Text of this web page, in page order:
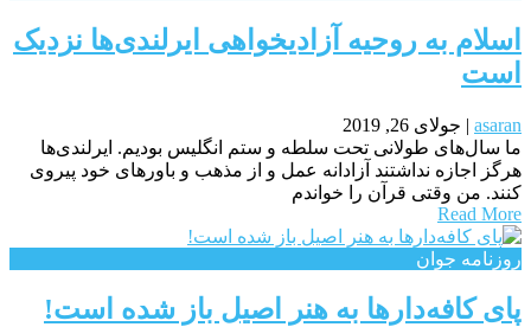
اسلام به روحیه آزادیخواهی ایرلندی‌ها نزدیک
است
asaran
| جولای 26, 2019
ما سال‌های طولانی تحت سلطه و ستم انگلیس بودیم. ایرلندی‌ها
هرگز اجازه نداشتند آزادانه عمل و از مذهب و باور‌های خود پیروی
کنند. من وقتی قرآن را خواندم
Read More
روزنامه جوان
پای کافه‌دار‌ها به هنر اصیل باز شده است!